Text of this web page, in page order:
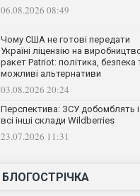
06.08.2026 08:49
Чому США не готові передати
Україні ліцензію на
ракет Patriot: політика, безпека
можливі альтернативи
03.08.2026 20:24
Перспектива: ЗСУ добомблять і
всі інші склади Wildberries
23.07.2026 11:31
БЛОГОСТРІЧКА